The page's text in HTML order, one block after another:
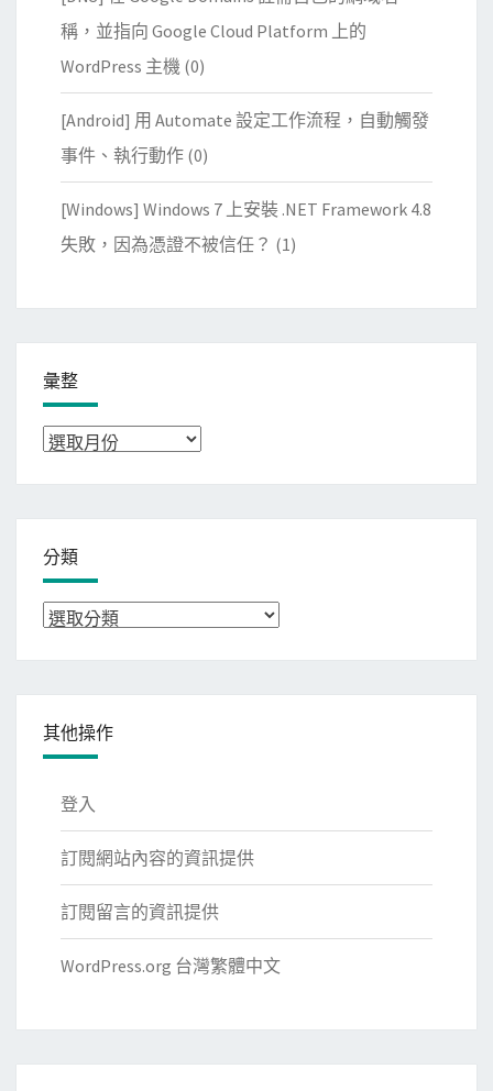
稱，並指向 Google Cloud Platform 上的
WordPress 主機 (0)
[Android] 用 Automate 設定工作流程，自動觸發
事件、執行動作 (0)
[Windows] Windows 7 上安裝 .NET Framework 4.8
失敗，因為憑證不被信任？ (1)
彙整
彙
分類
分
其他操作
登入
訂閱網站內容的資訊提供
訂閱留言的資訊提供
WordPress.org 台灣繁體中文